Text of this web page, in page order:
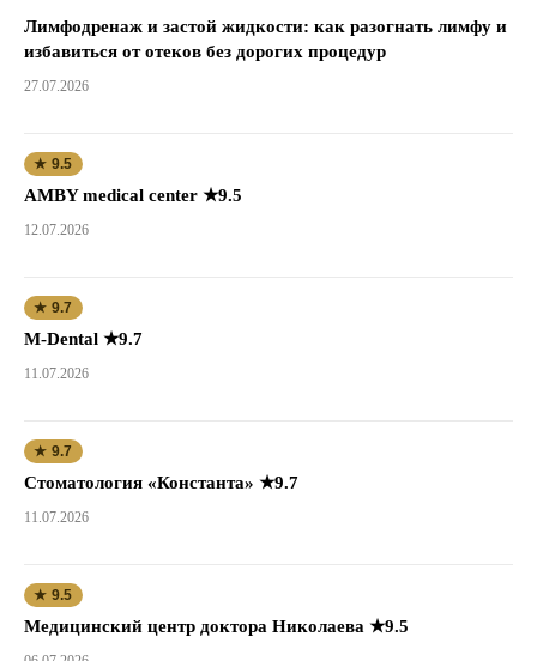
Лимфодренаж и застой жидкости: как разогнать лимфу и
избавиться от отеков без дорогих процедур
27.07.2026
★ 9.5
AMBY medical center ★9.5
12.07.2026
★ 9.7
M-Dental ★9.7
11.07.2026
★ 9.7
Стоматология «Константа» ★9.7
11.07.2026
★ 9.5
Медицинский центр доктора Николаева ★9.5